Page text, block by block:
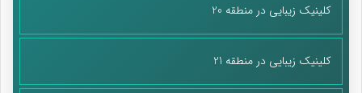
کلینیک زیبایی در منطقه 20
کلینیک زیبایی در منطقه 21